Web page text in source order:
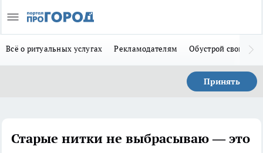
Всё о ритуальных услугах Рекламодателям Обустрой свой дом
Принять
Старые нитки не выбрасываю — это